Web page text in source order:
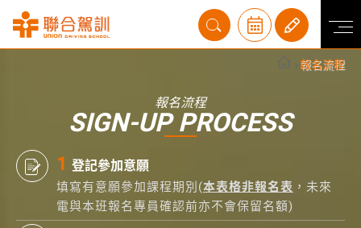
報名流程
報名流程
SIGN-UP PROCESS
登記參加意願
填寫有意願參加課程期別(本表格非報名表 ，未來
電與本班報名專員確認前亦不會保留名額)